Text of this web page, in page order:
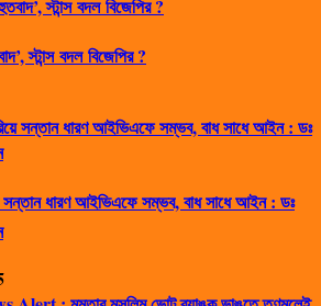
স্টান্স বদল বিজেপির ?
সন্তান ধারণ আইভিএফে সম্ভব, বাধ সাধে আইন : ডঃ